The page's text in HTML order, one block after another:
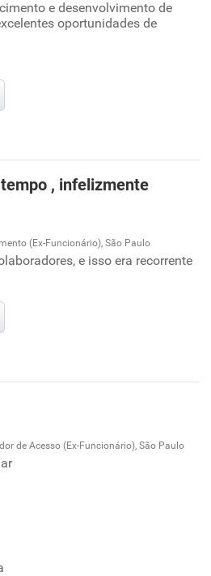
e desenvolvimento de
oportunidades de
, infelizmente
(Ex-Funcionário), São Paulo
e isso era recorrente
de Acesso (Ex-Funcionário), São Paulo